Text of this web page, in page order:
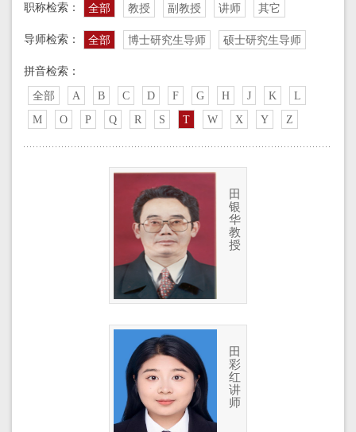
职称检索：
全部 教授 副教授 讲师 其它
导师检索： 全部 博士研究生导师 硕士研究生导师
拼音检索：
全部 A B C D F G H J K
L
M
O P Q R S T W X Y Z
田
银
华
教
授
田
彩
红
讲
师